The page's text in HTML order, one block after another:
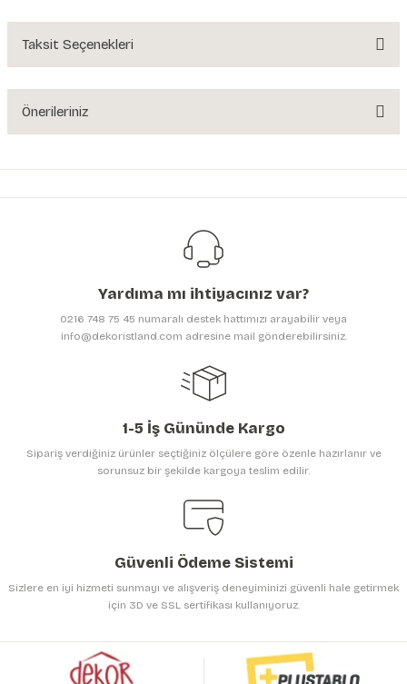
Ürün hakkında henüz soru sorulmamış.
Taksit Seçenekleri
Önerileriniz
yetersiz gördüğünüz noktaları öneri formunu kullanarak tarafımıza
Görüş ve önerileriniz için teşekkür ederiz.
Ürün resmi kalitesiz, bozuk veya görüntülenemiyor.
Ürün bilgilerinde hatalar bulunuyor.
Gönder
Yardıma mı ihtiyacınız var?
0216 748 75 45 numaralı destek hattımızı arayabilir veya
info@dekoristland.com adresine mail gönderebilirsiniz.
1-5 İş Gününde Kargo
Sipariş verdiğiniz ürünler seçtiğiniz ölçülere göre özenle hazırlanır ve
sorunsuz bir şekilde kargoya teslim edilir.
Güvenli Ödeme Sistemi
Sizlere en iyi hizmeti sunmayı ve alışveriş deneyiminizi güvenli hale getirmek
için 3D ve SSL sertifikası kullanıyoruz.